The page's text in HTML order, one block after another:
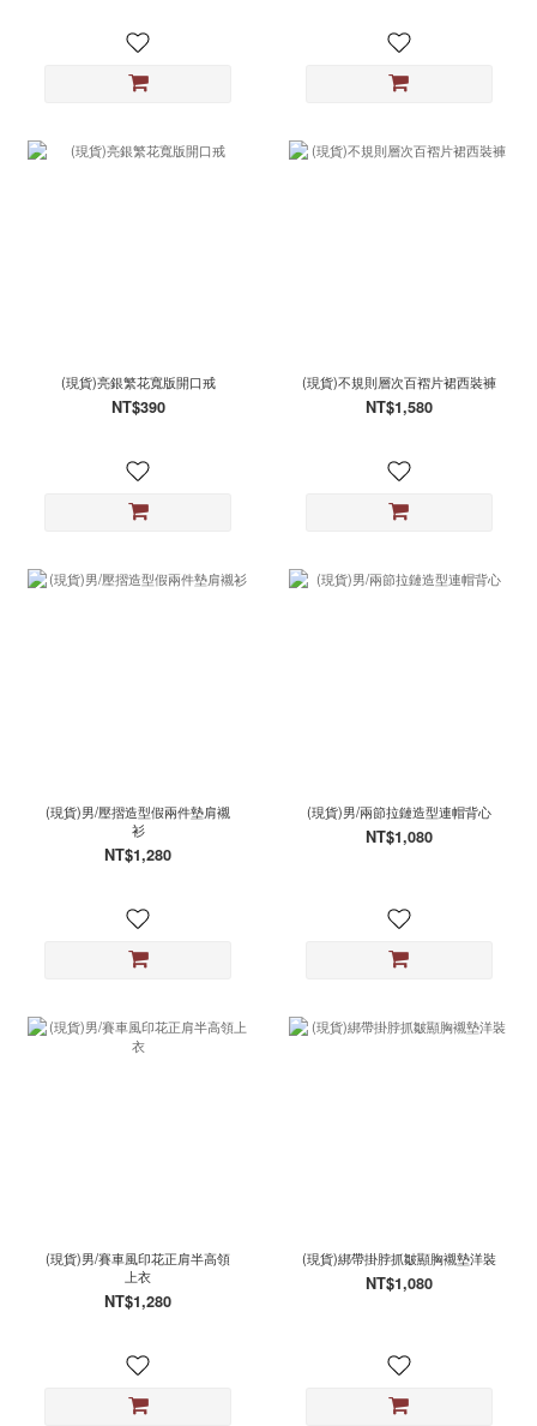
(現貨)亮銀繁花寬版開口戒
NT$390
(現貨)不規則層次百褶片裙西裝褲
NT$1,580
(現貨)男/壓摺造型假兩件墊肩襯
衫
NT$1,280
(現貨)男/兩節拉鏈造型連帽背心
NT$1,080
(現貨)男/賽車風印花正肩半高領
上衣
NT$1,280
(現貨)綁帶掛脖抓皺顯胸襯墊洋裝
NT$1,080